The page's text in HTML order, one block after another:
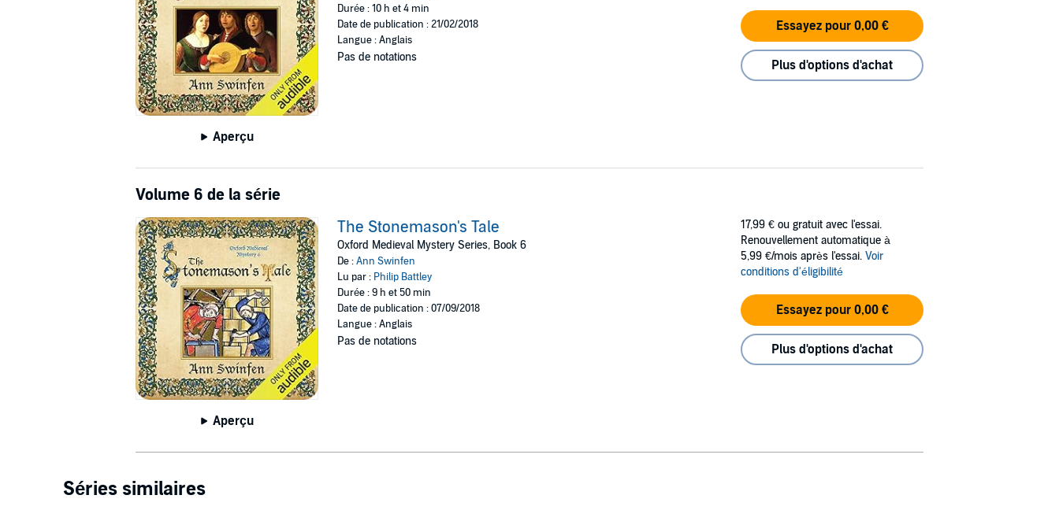
Aperçu
Durée : 10 h et 4 min
Date de publication : 21/02/2018
Langue : Anglais
Pas de notations
Essayez pour 0,00 €
Plus d'options d'achat
Volume 6 de la série
Aperçu
The Stonemason's Tale
Oxford Medieval Mystery Series, Book 6
De :Ann Swinfen
Lu par : Philip Battley
Durée : 9 h et 50 min
Date de publication : 07/09/2018
Langue : Anglais
Pas de notations
17,99 € ou gratuit avec l'essai.
Renouvellement automatique à
5,99 €/mois après l'essai. Voir
conditions d'éligibilité
Essayez pour 0,00 €
Plus d'options d'achat
Séries similaires